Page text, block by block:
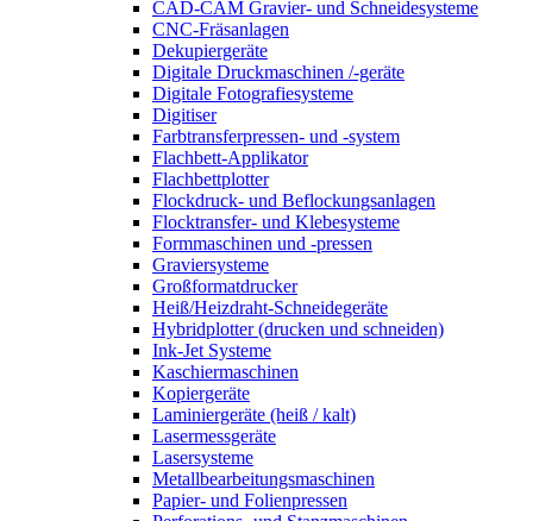
CAD-CAM Gravier- und Schneidesysteme
CNC-Fräsanlagen
Dekupiergeräte
Digitale Druckmaschinen /-geräte
Digitale Fotografiesysteme
Digitiser
Farbtransferpressen- und -system
Flachbett-Applikator
Flachbettplotter
Flockdruck- und Beflockungsanlagen
Flocktransfer- und Klebesysteme
Formmaschinen und -pressen
Graviersysteme
Großformatdrucker
Heiß/Heizdraht-Schneidegeräte
Hybridplotter (drucken und schneiden)
Ink-Jet Systeme
Kaschiermaschinen
Kopiergeräte
Laminiergeräte (heiß / kalt)
Lasermessgeräte
Lasersysteme
Metallbearbeitungsmaschinen
Papier- und Folienpressen